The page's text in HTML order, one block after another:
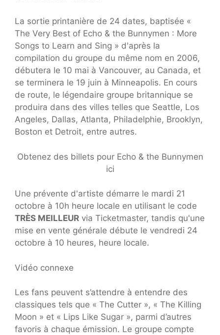
La sortie printanière de 24 dates, baptisée «
The Very Best of Echo & the Bunnymen : More
Songs to Learn and Sing » d'après la
compilation du groupe du même nom en 2006,
débutera le 10 mai à Vancouver, au Canada, et
se terminera le 19 juin à Minneapolis. En cours
de route, le légendaire groupe britannique se
produira dans des villes telles que Seattle, Los
Angeles, Dallas, Atlanta, Philadelphie, Brooklyn,
Boston et Detroit, entre autres.
Obtenez des billets pour Echo & the Bunnymen
ici
Une prévente d'artiste démarre le mardi 21
octobre à 10h heure locale en utilisant le code
TRÈS MEILLEUR via Ticketmaster, tandis qu'une
mise en vente générale débute le vendredi 24
octobre à 10 heures, heure locale.
Vidéo connexe
Les fans peuvent s’attendre à entendre des
classiques tels que « The Cutter », « The Killing
Moon » et « Lips Like Sugar », parmi d’autres
favoris à chaque émission. Le groupe compte